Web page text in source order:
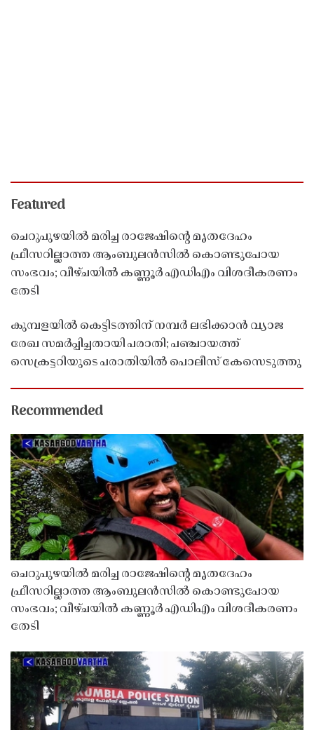
Featured
ചെറുപുഴയിൽ മരിച്ച രാജേഷിൻ്റെ മൃതദേഹം
ഫ്രീസറില്ലാത്ത ആംബുലൻസിൽ കൊണ്ടുപോയ
സംഭവം; വീഴ്ചയിൽ കണ്ണൂർ എഡിഎം വിശദീകരണം
തേടി
കുമ്പളയിൽ കെട്ടിടത്തിന് നമ്പർ ലഭിക്കാൻ വ്യാജ
രേഖ സമർപ്പിച്ചതായി പരാതി; പഞ്ചായത്ത്
സെക്രട്ടറിയുടെ പരാതിയിൽ പൊലീസ് കേസെടുത്തു
Recommended
ചെറുപുഴയിൽ മരിച്ച രാജേഷിൻ്റെ മൃതദേഹം
ഫ്രീസറില്ലാത്ത ആംബുലൻസിൽ കൊണ്ടുപോയ
സംഭവം; വീഴ്ചയിൽ കണ്ണൂർ എഡിഎം വിശദീകരണം
തേടി